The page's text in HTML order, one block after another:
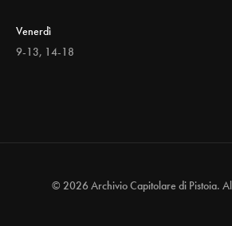
Venerdì
9-13, 14-18
© 2026 Archivio Capitolare di Pistoia.